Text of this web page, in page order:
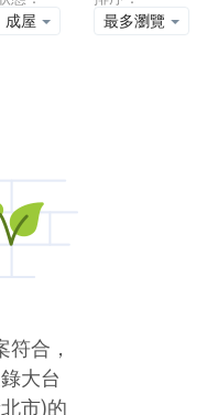
成屋
最多瀏覽
符合，
大台
市)的